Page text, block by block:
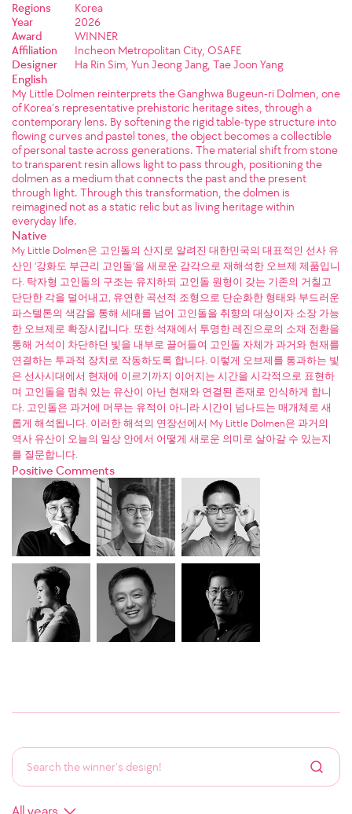
Regions
Korea
Year
2026
Award
WINNER
Affiliation
Incheon Metropolitan City, OSAFE
Designer
Ha Rin Sim, Yun Jeong Jang, Tae Joon Yang
English
My Little Dolmen reinterprets the Ganghwa Bugeun-ri Dolmen, one
of Korea’s representative prehistoric heritage sites, through a
contemporary lens. By softening the rigid table-type structure into
flowing curves and pastel tones, the object becomes a collectible
of personal taste across generations. The material shift from stone
to transparent resin allows light to pass through, positioning the
dolmen as a medium that connects the past and the present
through light. Through this transformation, the dolmen is
reimagined not as a static relic but as living heritage within
everyday life.
Native
My Little Dolmen은 고인돌의 산지로 알려진 대한민국의 대표적인 선사 유
산인 ‘강화도 부근리 고인돌’을 새로운 감각으로 재해석한 오브제 제품입니
다. 탁자형 고인돌의 구조는 유지하되 고인돌 원형이 갖는 기존의 거칠고
단단한 각을 덜어내고, 유연한 곡선적 조형으로 단순화한 형태와 부드러운
파스텔톤의 색감을 통해 세대를 넘어 고인돌을 취향의 대상이자 소장 가능
한 오브제로 확장시킵니다. 또한 석재에서 투명한 레진으로의 소재 전환을
통해 거석이 차단하던 빛을 내부로 끌어들여 고인돌 자체가 과거와 현재를
연결하는 투과적 장치로 작동하도록 합니다. 이렇게 오브제를 통과하는 빛
은 선사시대에서 현재에 이르기까지 이어지는 시간을 시각적으로 표현하
며 고인돌을 멈춰 있는 유산이 아닌 현재와 연결된 존재로 인식하게 합니
다. 고인돌은 과거에 머무는 유적이 아니라 시간이 넘나드는 매개체로 새
롭게 해석됩니다. 이러한 해석의 연장선에서 My Little Dolmen은 과거의
역사 유산이 오늘의 일상 안에서 어떻게 새로운 의미로 살아갈 수 있는지
를 질문합니다.
Positive Comments